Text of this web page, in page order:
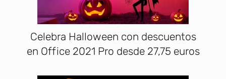
Celebra Halloween con descuentos
en Office 2021 Pro desde 27,75 euros